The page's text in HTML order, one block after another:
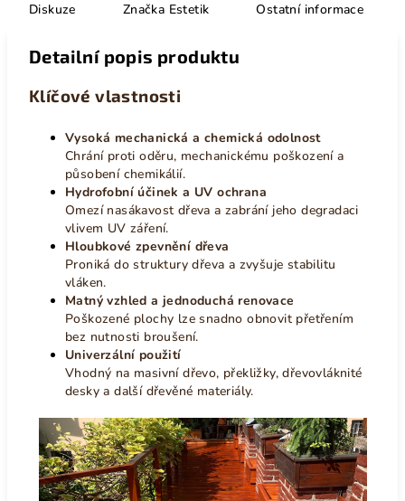
Diskuze Značka Estetik Ostatní informace
Detailní popis produktu
Klíčové vlastnosti
Vysoká mechanická a chemická odolnost
Chrání proti oděru, mechanickému poškození a
působení chemikálií.
Hydrofobní účinek a UV ochrana
Omezí nasákavost dřeva a zabrání jeho degradaci
vlivem UV záření.
Hloubkové zpevnění dřeva
Proniká do struktury dřeva a zvyšuje stabilitu
vláken.
Matný vzhled a jednoduchá renovace
Poškozené plochy lze snadno obnovit přetřením
bez nutnosti broušení.
Univerzální použití
Vhodný na masivní dřevo, překližky, dřevovláknité
desky a další dřevěné materiály.